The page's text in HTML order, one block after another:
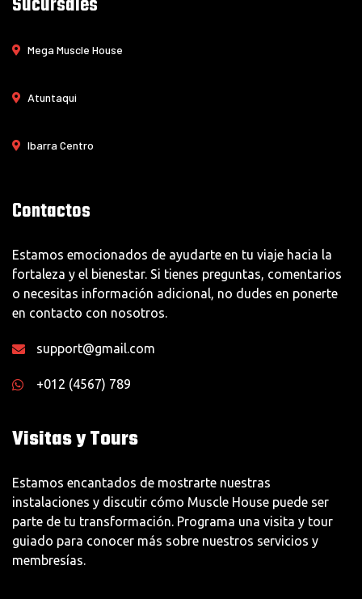
Mega Muscle House
Atuntaqui
Ibarra Centro
Contactos
Estamos emocionados de ayudarte en tu viaje hacia la
fortaleza y el bienestar. Si tienes preguntas, comentarios
o necesitas información adicional, no dudes en ponerte
en contacto con nosotros.
support@gmail.com
+012 (4567) 789
Visitas y Tours
Estamos encantados de mostrarte nuestras
instalaciones y discutir cómo Muscle House puede ser
parte de tu transformación. Programa una visita y tour
guiado para conocer más sobre nuestros servicios y
membresías.